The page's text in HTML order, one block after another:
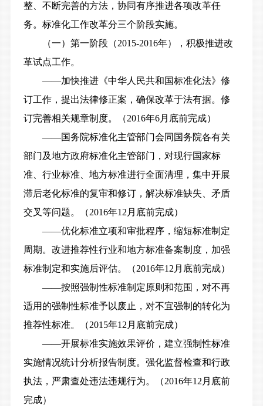
整、不断完善的方法，协同有序推进各项改革任
务。标准化工作改革分三个阶段实施。
（一）第一阶段（2015-2016年），积极推进改
革试点工作。
——加快推进《中华人民共和国标准化法》修
订工作，提出法律修正案，确保改革于法有据。修
订完善相关规章制度。（2016年6月底前完成）
——国务院标准化主管部门会同国务院各有关
部门及地方政府标准化主管部门，对现行国家标
准、行业标准、地方标准进行全面清理，集中开展
滞后老化标准的复审和修订，解决标准缺失、矛盾
交叉等问题。（2016年12月底前完成）
——优化标准立项和审批程序，缩短标准制定
周期。改进推荐性行业和地方标准备案制度，加强
标准制定和实施后评估。（2016年12月底前完成）
——按照强制性标准制定原则和范围，对不再
适用的强制性标准予以废止，对不宜强制的转化为
推荐性标准。（2015年12月底前完成）
——开展标准实施效果评价，建立强制性标准
实施情况统计分析报告制度。强化监督检查和行政
执法，严肃查处违法违规行为。（2016年12月底前
完成）